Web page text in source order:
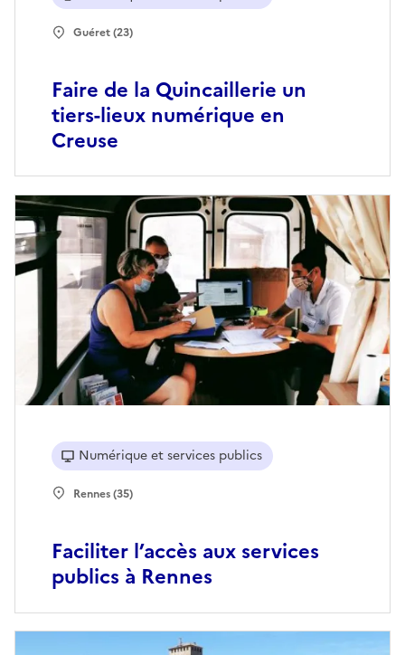
Faire de la Quincaillerie un
tiers-lieux numérique en
Creuse
Guéret (23)
Faciliter l’accès aux services
publics à Rennes
Numérique et services publics
Rennes (35)